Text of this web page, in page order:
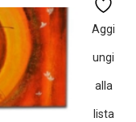
Aggi
ungi
alla
lista